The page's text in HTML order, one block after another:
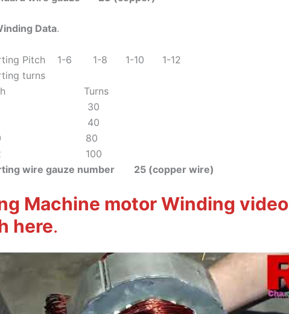
Data.
Pitch 1-6 1-8 1-10 1-12
turns
Turns
6 30
8 40
10 80
12 100
wire gauze number 25 (copper wire)
Machine motor Winding video
here.